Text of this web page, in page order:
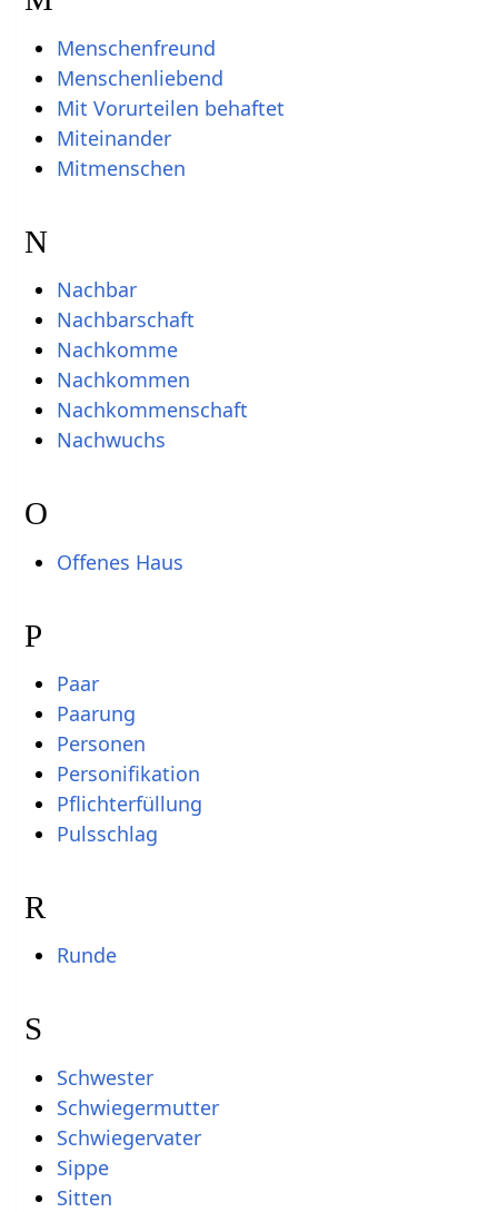
Menschenfreund
Menschenliebend
Mit Vorurteilen behaftet
Miteinander
Mitmenschen
N
Nachbar
Nachbarschaft
Nachkomme
Nachkommen
Nachkommenschaft
Nachwuchs
O
Offenes Haus
P
Paar
Paarung
Personen
Personifikation
Pflichterfüllung
Pulsschlag
R
Runde
S
Schwester
Schwiegermutter
Schwiegervater
Sippe
Sitten